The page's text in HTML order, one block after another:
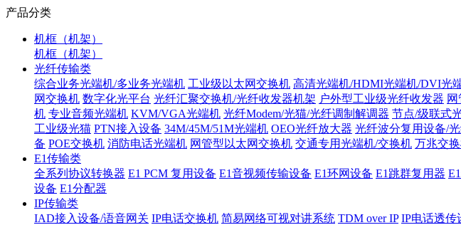
产品分类
机框（机架）
机框（机架）
光纤传输类
综合业务光端机/多业务光端机 工业级以太网交换机 高清光端机/HDMI光端机/DVI光
网交换机 数字化光平台 光纤汇聚交换机/光纤收发器机架 户外型工业级光纤收发器
机 专业音频光端机 KVM/VGA光端机 光纤Modem/光猫/光纤调制解调器 节点/级联式
工业级光猫 PTN接入设备 34M/45M/51M光端机 OEO光纤放大器 光纤波分复用设备/
备 POE交换机 消防电话光端机 网管型以太网交换机 交通专用光端机/交换机 万兆交
E1传输类
全系列协议转换器 E1 PCM 复用设备 E1音视频传输设备 E1环网设备 E1跳群复用器
设备 E1分配器
IP传输类
IAD接入设备/语音网关 IP电话交换机 简易网络可视对讲系统 TDM over IP IP电话透传